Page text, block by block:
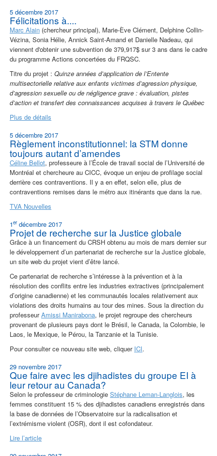
5 décembre 2017
Félicitations à....
Marc Alain (chercheur principal), Marie-Ève Clément, Delphine Collin-
Vézina, Sonia Hélie, Annick Saint-Amand et Danielle Nadeau, qui
viennent d'obtenir une subvention de 379,917$ sur 3 ans dans le cadre
du programme Actions concertées du FRQSC.
Titre du projet : Quinze années d’application de l’Entente
multisectorielle relative aux enfants victimes d’agression physique,
d’agression sexuelle ou de négligence grave : évaluation, pistes
d’action et transfert des connaissances acquises à travers le Québec
Plus de détails
5 décembre 2017
Règlement inconstitutionnel: la STM donne
toujours autant d’amendes
Céline Bellot, professeure à l’École de travail social de l’Université de
Montréal et chercheure au CICC, évoque un enjeu de profilage social
derrière ces contraventions. Il y a en effet, selon elle, plus de
contraventions remises dans le métro aux itinérants que dans la rue.
TVA Nouvelles
1erdécembre 2017
Projet de recherche sur la Justice globale
Grâce à un financement du CRSH obtenu au mois de mars dernier sur
le développement d’un partenariat de recherche sur la Justice globale,
un site web du projet vient d’être lancé.
Ce partenariat de recherche s’intéresse à la prévention et à la
résolution des conflits entre les industries extractives (principalement
d’origine canadienne) et les communautés locales relativement aux
violations des droits humains au tour des mines. Sous la direction du
professeurAmissi Manirabona, le projet regroupe des chercheurs
provenant de plusieurs pays dont le Brésil, le Canada, la Colombie, le
Laos, le Mexique, le Pérou, la Tanzanie et la Tunisie.
Pour consulter ce nouveau site web, cliquer ICI.
29 novembre 2017
Que faire avec les djihadistes du groupe EI à
leur retour au Canada?
Selon le professeur de criminologie Stéphane Leman-Langlois, les
femmes constituent 15 % des djihadistes canadiens enregistrés dans
la base de données de l’Observatoire sur la radicalisation et
l’extrémisme violent (OSR), dont il est cofondateur.
Lire l’article